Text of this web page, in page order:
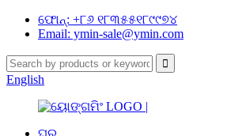
ଫୋନ୍: +୮୬ ୧୮୩୫୫୧୮୯୯୭୪
Email: ymin-sale@ymin.com
English
ଘର